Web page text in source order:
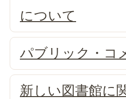
について
パブリック・コ
新しい図書館に